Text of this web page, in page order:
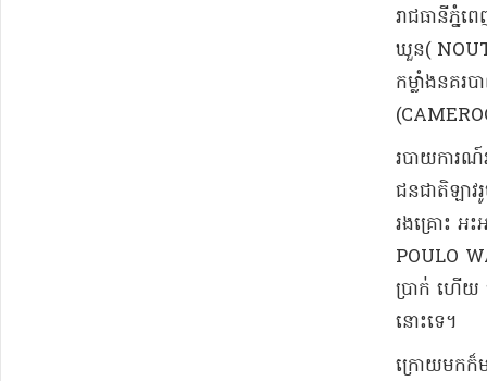
រាជធានី​ភ្នំ
ឃួន​(
កម្លាំង​នគរ
របាយការណ៍​
ជនជាតិ​ឡាវ​
រងគ្រោះ អ
POULO
ប្រាក់ ហើយ
នោះទេ​។
ក្រោយមក​ក៏